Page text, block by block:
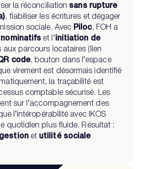
la réconciliation sans rupture
, fiabiliser les écritures et dégager
sociale. Avec Piloc, FOH a
nominatifs et l’ initiation de
aux parcours locataires (lien
code, bouton dans l’espace
virement est désormais identifié
la traçabilité est
comptable sécurisé. Les
sur l’accompagnement des
l’intéropérabilité avec IKOS
quotidien plus fluide. Résultat :
et utilité sociale